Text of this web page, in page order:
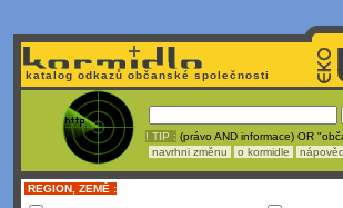
katalog odkazů občanské společnosti
! TIP : (právo AND informace) OR
navrhni změnu
o kormidle
REGION, ZEMĚ :